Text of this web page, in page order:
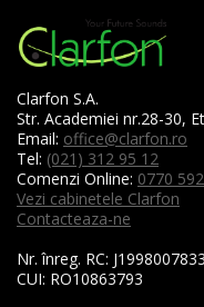
Clarfon S.A.
Str. Academiei nr.28-30,
Email: office@clarfon.ro
Tel: (021) 312 95 12
Comenzi Online: 0770
Vezi cabinetele Clarfon
Contacteaza-ne
Nr. înreg. RC:
CUI: RO10863793